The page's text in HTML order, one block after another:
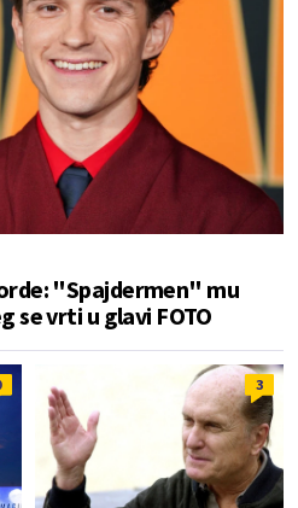
"Spajdermen" mu
se vrti u glavi FOTO
3